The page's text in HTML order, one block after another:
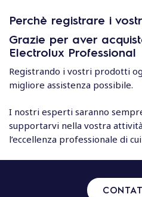
Perchè registrare i
Grazie per aver
Electrolux Professional
Registrando i vostri prodotti
migliore assistenza possibile.
I nostri esperti saranno
supportarvi nella vostra
l’eccellenza professionale di